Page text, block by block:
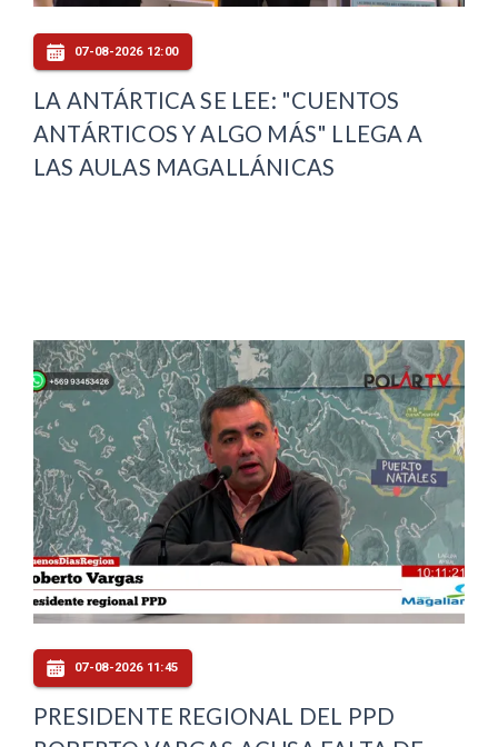
07-08-2026 12:00
LA ANTÁRTICA SE LEE: "CUENTOS
ANTÁRTICOS Y ALGO MÁS" LLEGA A
LAS AULAS MAGALLÁNICAS
07-08-2026 11:45
PRESIDENTE REGIONAL DEL PPD